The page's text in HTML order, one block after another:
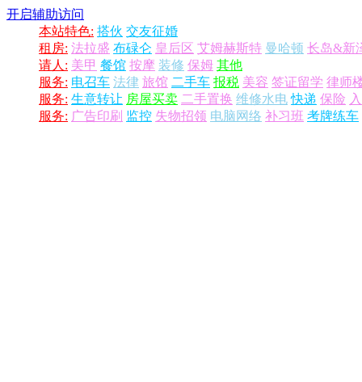
开启辅助访问
本站特色: 搭伙 交友征婚
租房: 法拉盛 布碌仑 皇后区 艾姆赫斯特 曼哈顿 长岛&新
请人: 美甲 餐馆 按摩 装修 保姆 其他
服务: 电召车 法律 旅馆 二手车 报税 美容 签证留学 律师
服务: 生意转让 房屋买卖 二手置换 维修水电 快递 保险
服务: 广告印刷 监控 失物招领 电脑网络 补习班 考牌练车